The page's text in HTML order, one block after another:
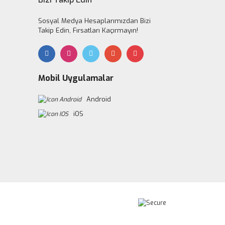
Sosyal Medya Hesaplarımızdan Bizi
Takip Edin, Fırsatları Kaçırmayın!
Mobil Uygulamalar
Android
iOS